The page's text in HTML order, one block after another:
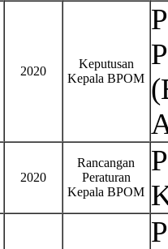
2020
Keputusan
Kepala BPOM
2020
Rancangan
Peraturan
Kepala BPOM